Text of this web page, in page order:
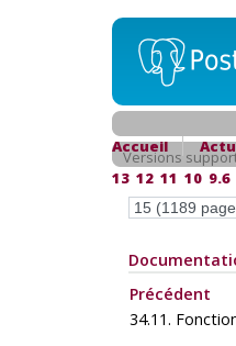
Accueil
Versions
13 12 11 10 9.6
Précédent
34.11.